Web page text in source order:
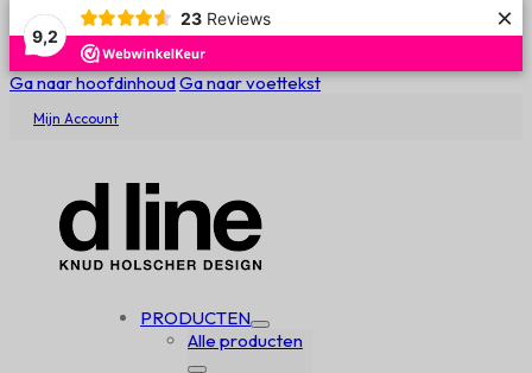
9,2
23 Reviews ×
Ga naar hoofdinhoudGa naar voettekst
Mijn Account
PRODUCTEN
Alle producten